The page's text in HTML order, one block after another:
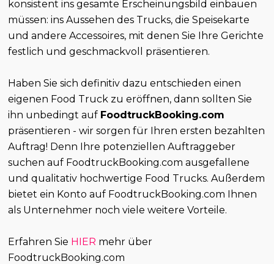
konsistent ins gesamte Erscheinungsbild einbauen
müssen: ins Aussehen des Trucks, die Speisekarte
und andere Accessoires, mit denen Sie Ihre Gerichte
festlich und geschmackvoll präsentieren.
Haben Sie sich definitiv dazu entschieden einen
eigenen Food Truck zu eröffnen, dann sollten Sie
ihn unbedingt auf FoodtruckBooking.com
präsentieren - wir sorgen für Ihren ersten bezahlten
Auftrag! Denn Ihre potenziellen Auftraggeber
suchen auf FoodtruckBooking.com ausgefallene
und qualitativ hochwertige Food Trucks. Außerdem
bietet ein Konto auf FoodtruckBooking.com Ihnen
als Unternehmer noch viele weitere Vorteile.
Erfahren Sie HIER mehr über
FoodtruckBooking.com